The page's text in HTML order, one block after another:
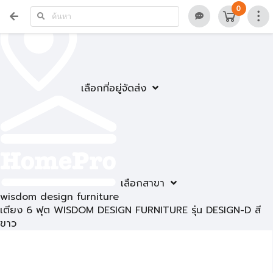
เลือกที่อยู่จัดส่ง
เลือกสาขา
0
wisdom design furniture
เตียง 6 ฟุต WISDOM DESIGN FURNITURE รุ่น DESIGN-D สี
ขาว